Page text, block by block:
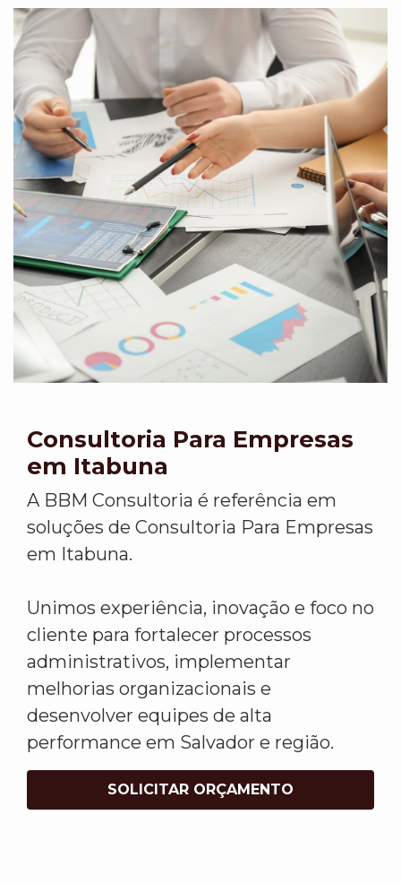
Consultoria Para Empresas
em Itabuna
A BBM Consultoria é referência em
soluções de Consultoria Para Empresas
em Itabuna.
Unimos experiência, inovação e foco no
cliente para fortalecer processos
administrativos, implementar
melhorias organizacionais e
desenvolver equipes de alta
performance em Salvador e região.
SOLICITAR ORÇAMENTO